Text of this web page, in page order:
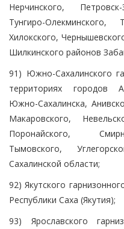
Нерчинского, Петровск-
Тунгиро-Олекминского,
Хилокского,
Шилкинского районов
91) Южно-Сахалинского
территориях городов
Южно-Сахалинска,
Макаровского,
Поронайского,
Тымовского,
Сахалинской области;
92) Якутского
Республики Саха (Якутия);
93) Ярославского